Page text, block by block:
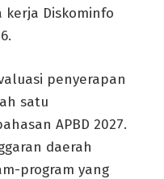
kerja Diskominfo
penyerapan
satu
APBD 2027.
daerah
program yang